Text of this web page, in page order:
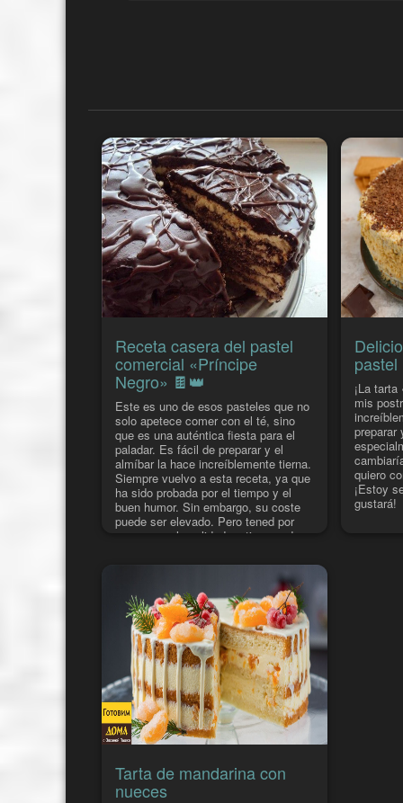
Receta casera del pastel
comercial «Príncipe
Negro» 🍫👑
Este es uno de esos pasteles que no
solo apetece comer con el té, sino
que es una auténtica fiesta para el
paladar. Es fácil de preparar y el
almíbar la hace increíblemente tierna.
Siempre vuelvo a esta receta, ya que
ha sido probada por el tiempo y el
buen humor. Sin embargo, su coste
puede ser elevado. Pero tened por
seguro que la calidad no tiene nada
compradas en la tienda. ¡Y es mucho
¡La
mis
preparar
quiero
¡Estoy
gustará!
Tarta de mandarina con
nueces